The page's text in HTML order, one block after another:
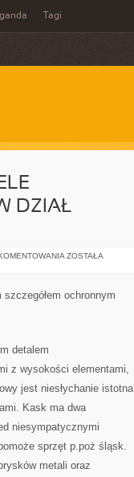
Tagi
DZIAŁ
WOKÓŁ
WIELE
URZĄDZEŃ,
ZOSTAŁA
ochronnym
detalem
z wysokości elementami,
jest niesłychanie istotna
Kask ma dwa
niesympatycznymi
sprzęt p.poż śląsk.
metali oraz